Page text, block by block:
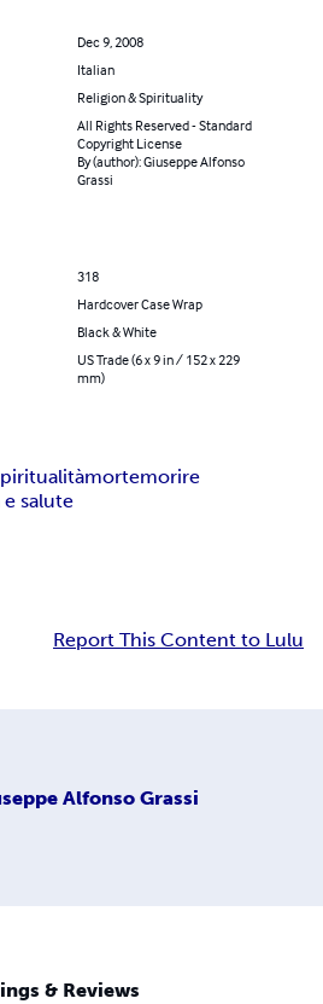
Dec 9, 2008
Italian
Religion & Spirituality
All Rights Reserved - Standard
Copyright License
By (author): Giuseppe Alfonso
Grassi
318
Hardcover Case Wrap
Black & White
US Trade (6 x 9 in / 152 x 229
mm)
mortemorire
salute
Report This Content to Lulu
Alfonso Grassi
& Reviews